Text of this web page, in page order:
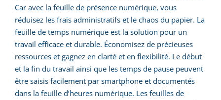
Car avec la feuille de présence numérique, vous
réduisez les frais administratifs et le chaos du papier. La
feuille de temps numérique est la solution pour un
travail efficace et durable. Économisez de précieuses
ressources et gagnez en clarté et en flexibilité. Le début
et la fin du travail ainsi que les temps de pause peuvent
être saisis facilement par smartphone et documentés
dans la feuille d’heures numérique. Les feuilles de